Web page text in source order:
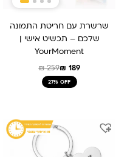
שרשרת עם חריטת התמונה
שלכם – תכשיט אישי |
YourMoment
₪259₪ 189
27% OFF
המקורי
היה:
₪ 239.
הנוכחי
הוא:
₪ 159.